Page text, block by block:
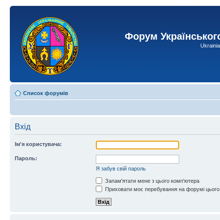
Форум
Список форумів
Вхід
Ім'я користувача:
Пароль:
Я забув свій пароль
Запам'ятати мене з цього комп'ютера
Приховати моє перебування на форумі